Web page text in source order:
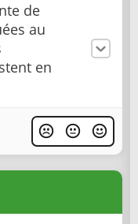
de
au
en